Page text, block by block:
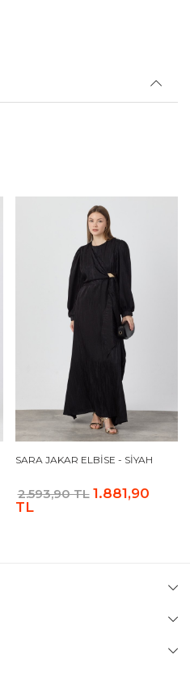
SARA JAKAR ELBISE - SIYAH
2.593,90 TL 1.881,90
TL